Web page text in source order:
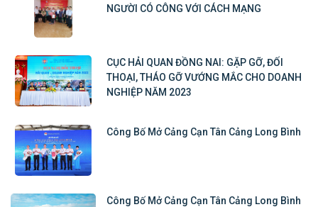
NGƯỜI CÓ CÔNG VỚI CÁCH MẠNG
CỤC HẢI QUAN ĐỒNG NAI: GẶP GỠ, ĐỐI
THOẠI, THÁO GỠ VƯỚNG MẮC CHO DOANH
NGHIỆP NĂM 2023
Công Bố Mở Cảng Cạn Tân Cảng Long Bình
Công Bố Mở Cảng Cạn Tân Cảng Long Bình